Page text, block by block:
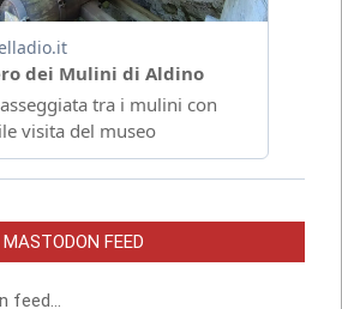
MASTODON FEED